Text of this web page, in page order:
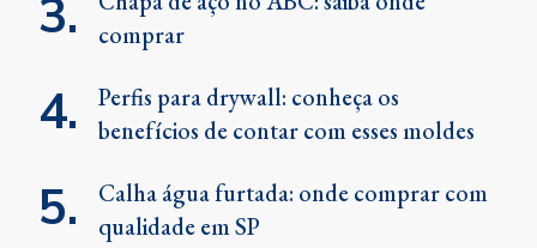
comprar
Perfis para drywall: conheça os
benefícios de contar com esses moldes
Calha água furtada: onde comprar com
qualidade em SP